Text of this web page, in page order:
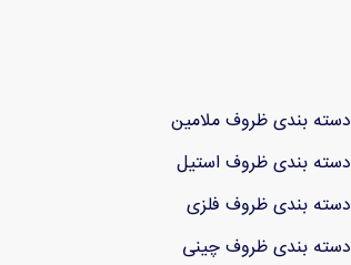
دسته بندی ظروف ملامین
دسته بندی ظروف استیل
دسته بندی ظروف فلزی
دسته بندی ظروف چینی